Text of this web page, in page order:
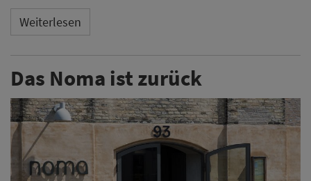
Weiterlesen
Das Noma ist zurück